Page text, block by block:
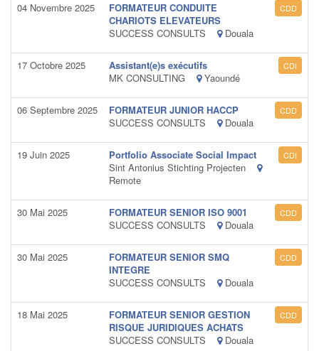
04 Novembre 2025
FORMATEUR CONDUITE
CHARIOTS ELEVATEURS
SUCCESS CONSULTS
Douala
CDD
17 Octobre 2025
Assistant(e)s exécutifs
MK CONSULTING
Yaoundé
CDI
06 Septembre 2025
FORMATEUR JUNIOR HACCP
SUCCESS CONSULTS
Douala
CDD
19 Juin 2025
Portfolio Associate Social Impact
Sint Antonius Stichting Projecten
Remote
CDI
30 Mai 2025
FORMATEUR SENIOR ISO 9001
SUCCESS CONSULTS
Douala
CDD
30 Mai 2025
FORMATEUR SENIOR SMQ
INTEGRE
SUCCESS CONSULTS
Douala
CDD
18 Mai 2025
FORMATEUR SENIOR GESTION
RISQUE JURIDIQUES ACHATS
SUCCESS CONSULTS
Douala
CDD